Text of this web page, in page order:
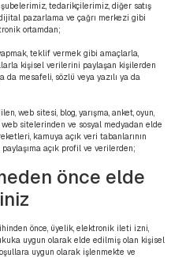
şubelerimiz, tedarikçilerimiz, diğer satış
pazarlama ve çağrı merkezi gibi
ortamdan;
teklif vermek gibi amaçlarla,
kişisel verilerini paylaşan kişilerden
da mesafeli, sözlü veya yazılı ya da
web sitesi, blog, yarışma, anket, oyun,
sitelerinden ve sosyal medyadan elde
kamuya açık veri tabanlarının
açık profil ve verilerden;
önce elde
önce, üyelik, elektronik ileti izni,
uygun olarak elde edilmiş olan kişisel
uygun olarak işlenmekte ve